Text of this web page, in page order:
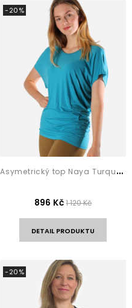
-20%
A
symetrický top Naya Turquoise
896 Kč 1 120 Kč
DETAIL PRODUKTU
-20%